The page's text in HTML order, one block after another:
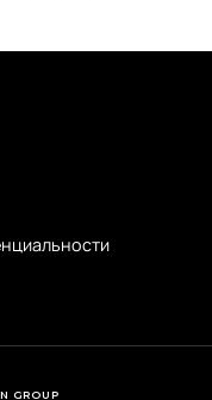
GROUP